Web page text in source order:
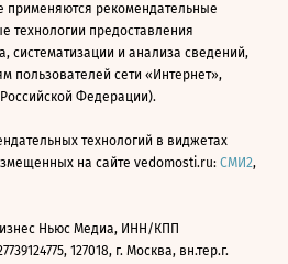
применяются рекомендательные
технологии предоставления
систематизации и анализа сведений,
пользователей сети «Интернет»,
Федерации).
технологий в виджетах
на сайте vedomosti.ru: СМИ2,
Ньюс Медиа, ИНН/КПП
127018, г. Москва, вн.тер.г.